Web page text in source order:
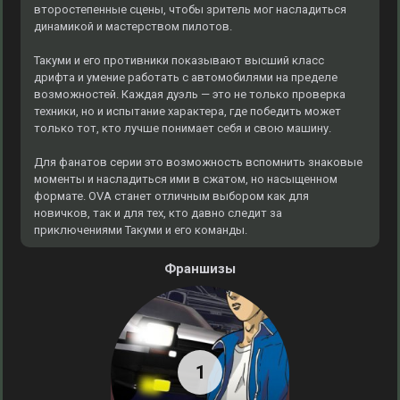
второстепенные сцены, чтобы зритель мог насладиться
динамикой и мастерством пилотов.
Такуми и его противники показывают высший класс
дрифта и умение работать с автомобилями на пределе
возможностей. Каждая дуэль — это не только проверка
техники, но и испытание характера, где победить может
только тот, кто лучше понимает себя и свою машину.
Для фанатов серии это возможность вспомнить знаковые
моменты и насладиться ими в сжатом, но насыщенном
формате. OVA станет отличным выбором как для
новичков, так и для тех, кто давно следит за
приключениями Такуми и его команды.
Франшизы